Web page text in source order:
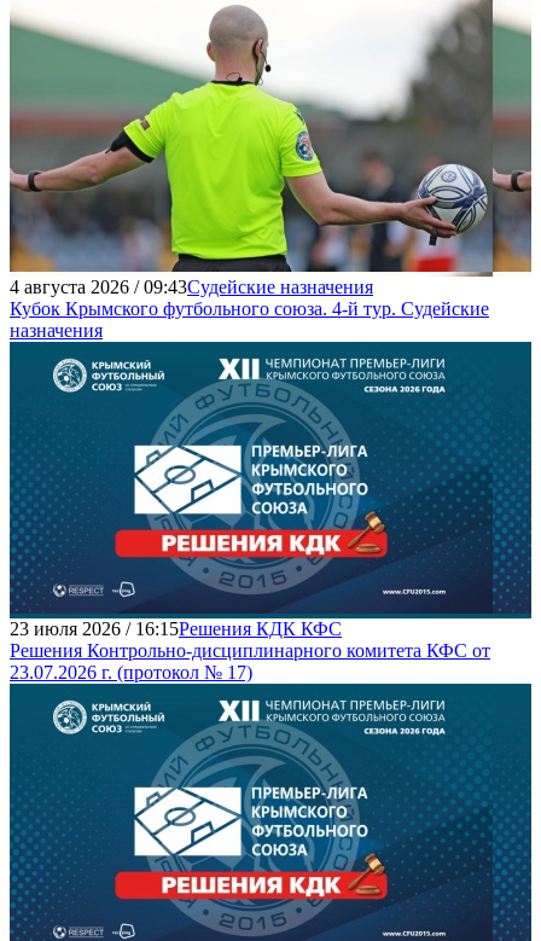
4 августа 2026 / 09:43Судейские назначения
Кубок Крымского футбольного союза. 4-й тур. Судейские
назначения
23 июля 2026 / 16:15Решения КДК КФС
Решения Контрольно-дисциплинарного комитета КФС от
23.07.2026 г. (протокол № 17)